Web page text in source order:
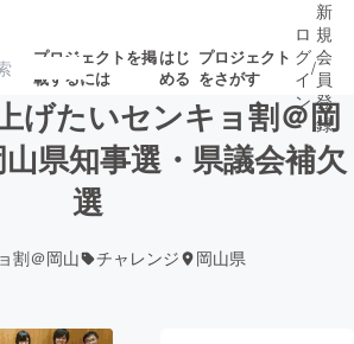
プロジェクトを掲
載するには
はじ
める
プロジェクト
をさがす
注目の新着プロ
ロ
グ
イ
ン
/
新
規
会
員
登
録
げたいセンキョ割＠岡
県知事選・県議会補欠
選
割＠岡山 チャレンジ 岡山県